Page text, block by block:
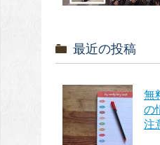
最近の投稿
無
の
注